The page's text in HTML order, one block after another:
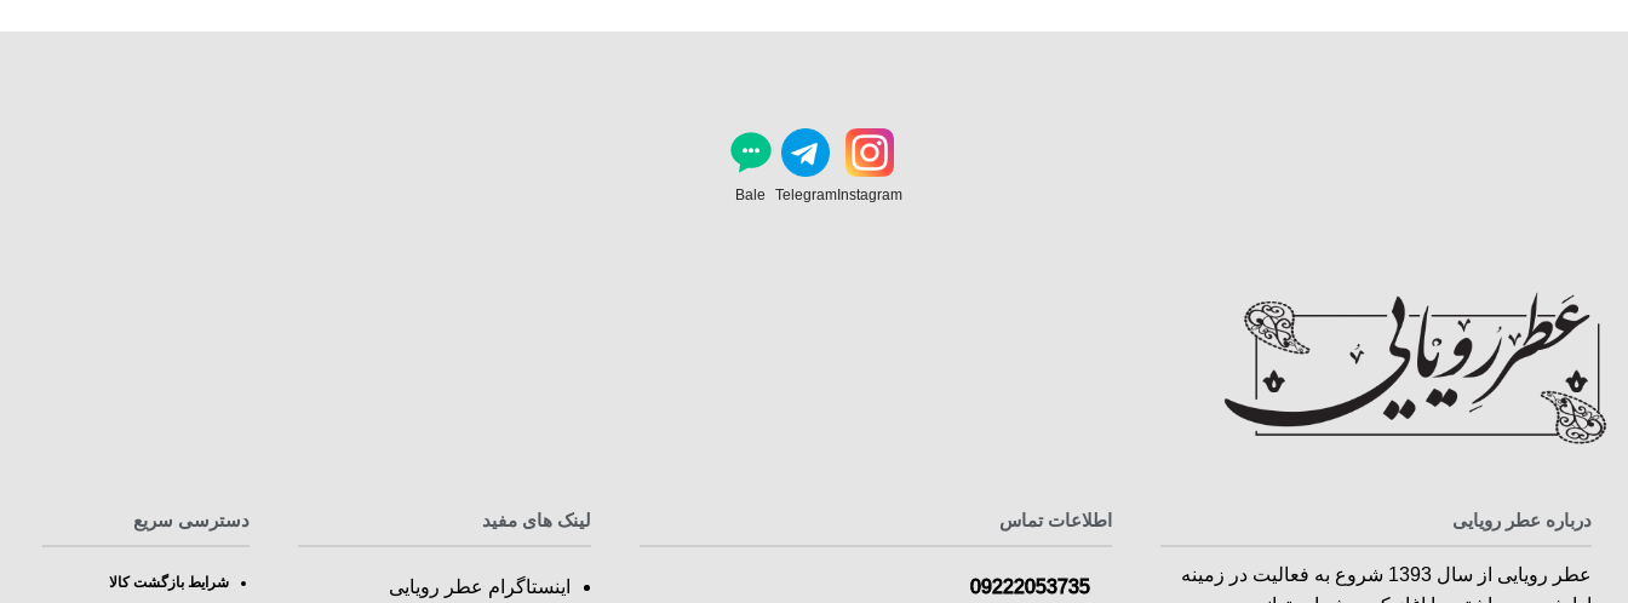
Instagram
Telegram
Bale
درباره عطر رویایی
عطر رویایی از سال 1393 شروع به فعالیت در زمینه
اطلاعات تماس
09222053735
لینک های مفید
اینستاگرام عطر رویایی
دسترسی سریع
شرایط بازگشت کالا